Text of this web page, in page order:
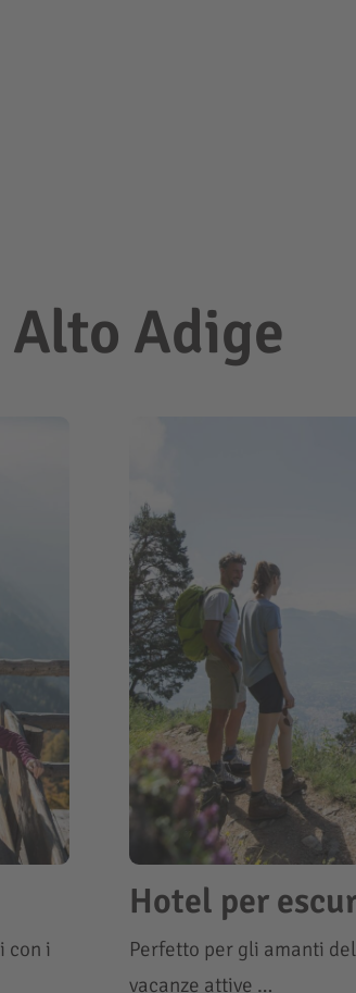
Alto Adige
con i
Hotel per
Perfetto per gli amanti
vacanze attive …